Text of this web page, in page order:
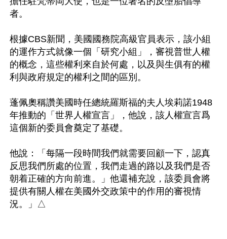
者。
根據CBS新聞，美國國務院高級官員表示，該小組
的運作方式就像一個「研究小組」，審視普世人權
的概念，這些權利來自於何處，以及與生俱有的權
利與政府規定的權利之間的區別。
蓬佩奧稱讚美國時任總統羅斯福的夫人埃莉諾1948
年推動的「世界人權宣言」，他說，該人權宣言爲
這個新的委員會奠定了基礎。
他說：「每隔一段時間我們就需要回顧一下，認真
反思我們所處的位置，我們走過的路以及我們是否
朝着正確的方向前進。」他還補充說，該委員會將
提供有關人權在美國外交政策中的作用的審視情